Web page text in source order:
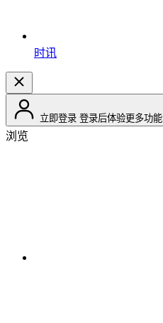
时讯
立即登录 登录后体验更多功能
浏览